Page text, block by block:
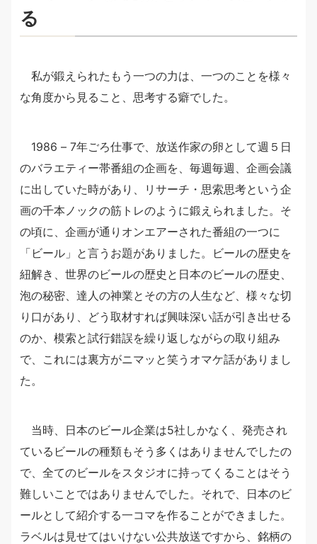
る
私が鍛えられたもう一つの力は、一つのことを様々
な角度から見ること、思考する癖でした。
1986 – 7年ごろ仕事で、放送作家の卵として週５日
のバラエティー帯番組の企画を、毎週毎週、企画会議
に出していた時があり、リサーチ・思索思考という企
画の千本ノックの筋トレのように鍛えられました。そ
の頃に、企画が通りオンエアーされた番組の一つに
「ビール」と言うお題がありました。ビールの歴史を
紐解き、世界のビールの歴史と日本のビールの歴史、
泡の秘密、達人の神業とその方の人生など、様々な切
り口があり、どう取材すれば興味深い話が引き出せる
のか、模索と試行錯誤を繰り返しながらの取り組み
で、これには裏方がニマッと笑うオマケ話がありまし
た。
当時、日本のビール企業は5社しかなく、発売され
ているビールの種類もそう多くはありませんでしたの
で、全てのビールをスタジオに持ってくることはそう
難しいことではありませんでした。それで、日本のビ
ールとして紹介する一コマを作ることができました。
ラベルは見せてはいけない公共放送ですから、銘柄の